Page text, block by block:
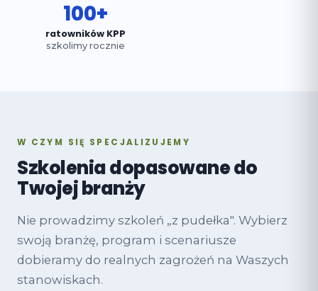
100+
ratowników KPP
szkolimy rocznie
W CZYM SIĘ SPECJALIZUJEMY
Szkolenia dopasowane do
Twojej branży
Nie prowadzimy szkoleń „z pudełka". Wybierz
swoją branżę, program i scenariusze
dobieramy do realnych zagrożeń na Waszych
stanowiskach.